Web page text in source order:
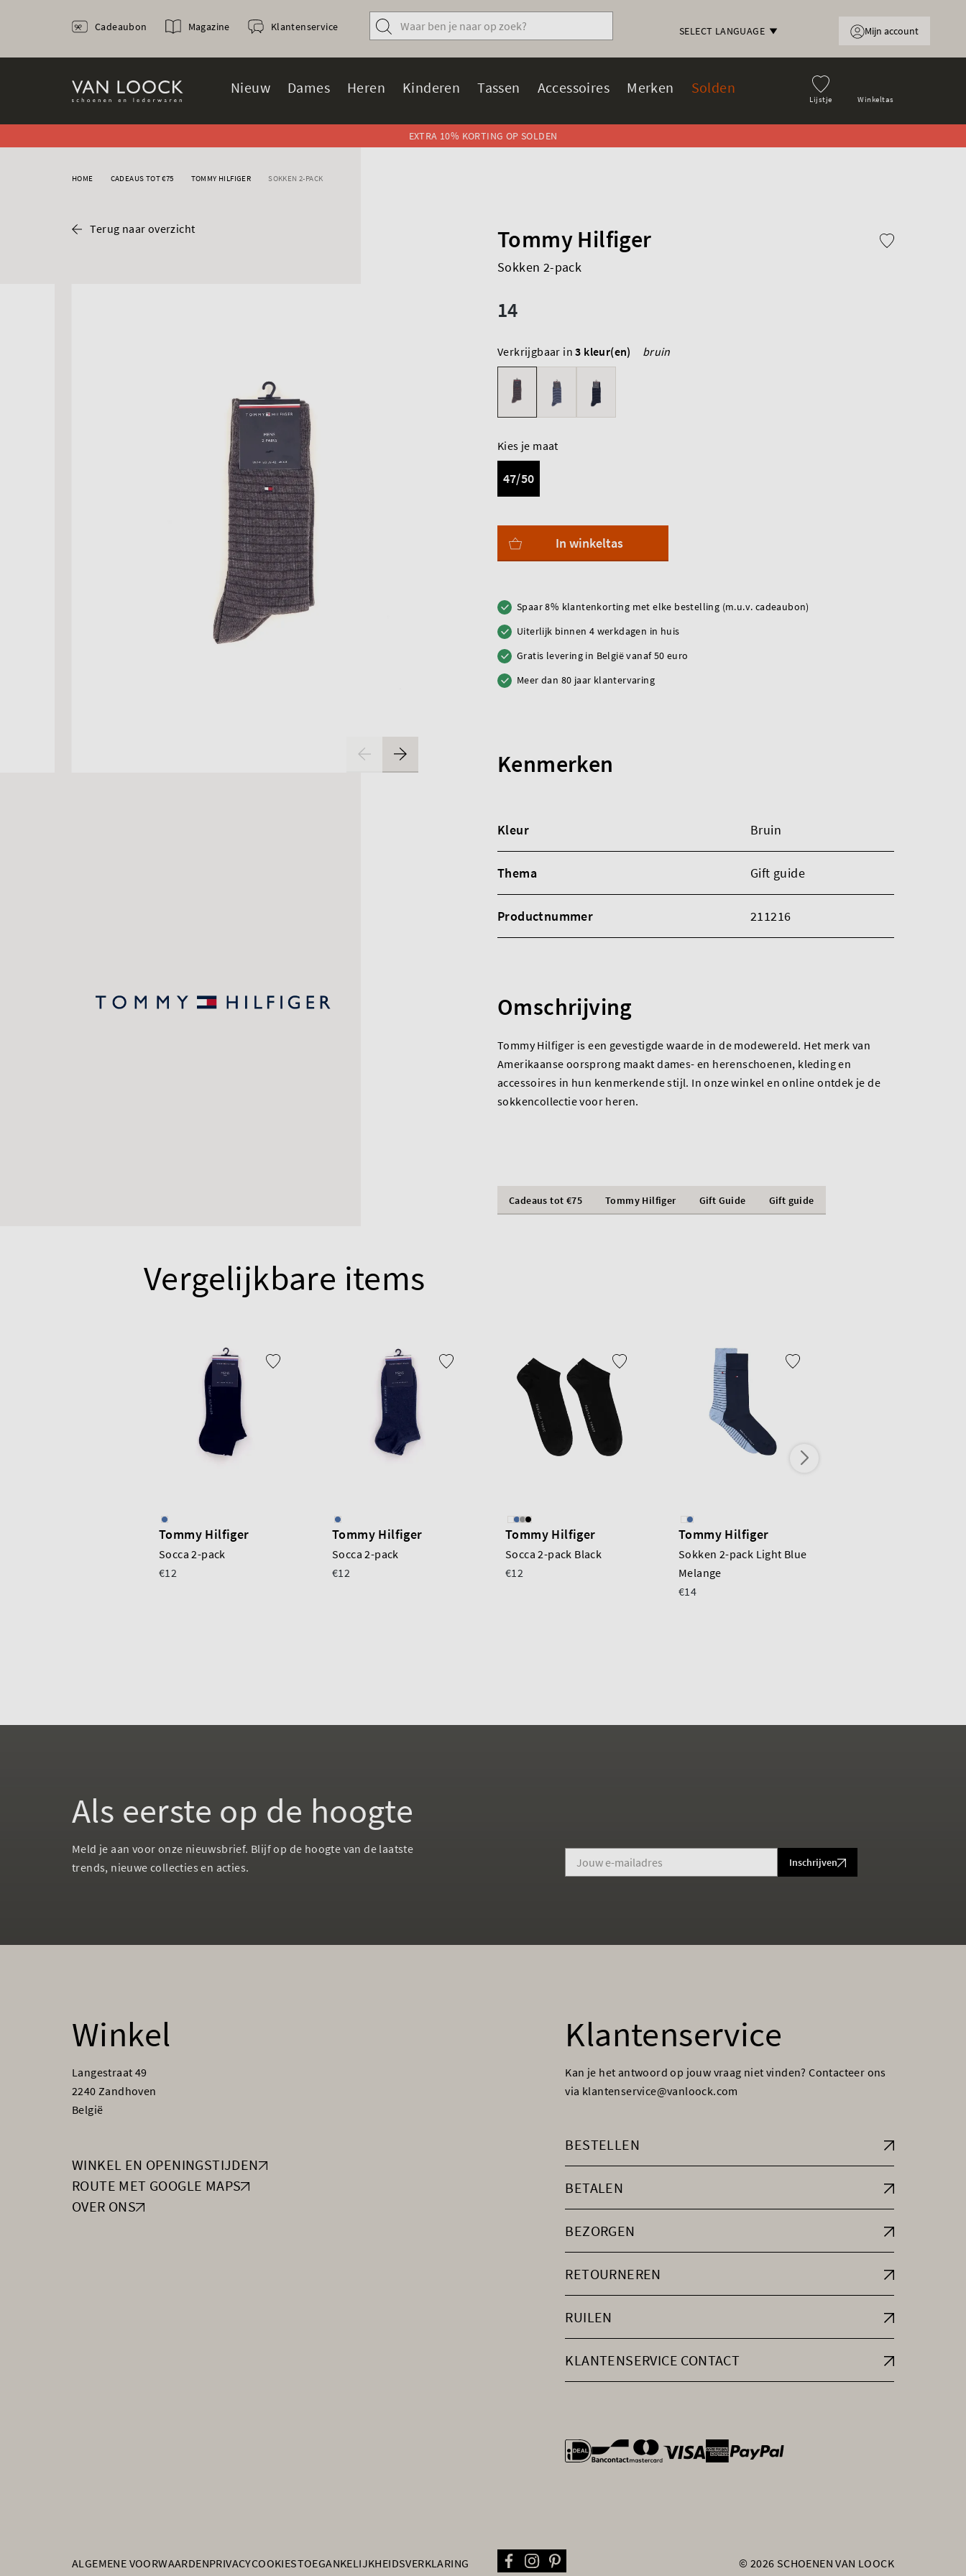
SELECT LANGUAGE
Lijstje Winkeltas
Nieuw Dames Heren Kinderen Tassen Accessoires Merken Solden
Cadeaubon Magazine Klantenservice Mijn account
EXTRA 10% KORTING OP SOLDEN
HOME CADEAUS TOT €75 TOMMY HILFIGER SOKKEN 2-PACK
Terug naar overzicht Tommy Hilfiger
Sokken 2-pack
14
Verkrijgbaar in3 kleur(en) bruin
Kies je maat
47/50
In winkeltas
Spaar 8% klantenkorting met elke bestelling (m.u.v. cadeaubon)
Uiterlijk binnen 4 werkdagen in huis
Gratis levering in België vanaf 50 euro
Meer dan 80 jaar klantervaring
Kenmerken
Kleur Bruin
Thema Gift guide
Productnummer 211216
Omschrijving
Tommy Hilfiger is een gevestigde waarde in de modewereld. Het merk van
Amerikaanse oorsprong maakt dames- en herenschoenen, kleding en
accessoires in hun kenmerkende stijl. In onze winkel en online ontdek je de
sokkencollectie voor heren.
Cadeaus tot €75 Tommy Hilfiger Gift Guide Gift guide
Vergelijkbare items
Tommy Hilfiger
Socca 2-pack
€12
Tommy Hilfiger
Socca 2-pack
€12
Tommy Hilfiger
Socca 2-pack Black
€12
Tommy Hilfiger
Sokken 2-pack Light Blue
Melange
€14
Als eerste op de hoogte
Meld je aan voor onze nieuwsbrief. Blijf op de hoogte van de laatste
trends, nieuwe collecties en acties.
Inschrijven
Winkel
Langestraat 49
2240 Zandhoven
België
WINKEL EN OPENINGSTIJDEN
ROUTE MET GOOGLE MAPS
OVER ONS
Klantenservice
Kan je het antwoord op jouw vraag niet vinden? Contacteer ons
via klantenservice@vanloock.com
BESTELLEN
BETALEN
BEZORGEN
RETOURNEREN
RUILEN
KLANTENSERVICE CONTACT
general.paymentOptions
ALGEMENE VOORWAARDENPRIVACYCOOKIESTOEGANKELIJKHEIDSVERKLARING © 2026 SCHOENEN VAN LOOCK